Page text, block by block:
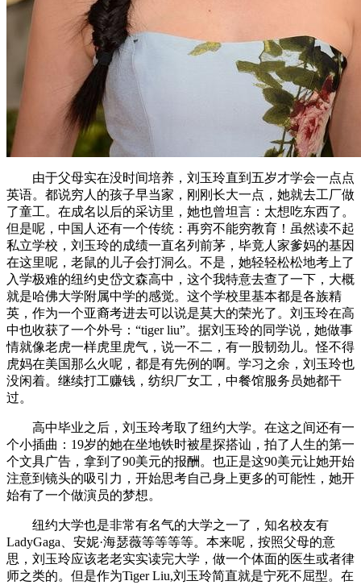
由于父母实在没时间培养，刘玉玲直到五岁才学会一点点
英语。都说穷人的孩子早当家，刚刚长大一点，她就去工厂做
了童工。在成名以后的采访里，她也曾坦言：太想吃东西了。
但是呢，中国人还有一个传统：再穷不能穷教育！虽然读不起
私立学校，刘玉玲的成绩一直名列前茅，毕竟人家爹妈的基因
在这里呢，老鼠的儿子会打洞么。不是，她轻轻松松地考上了
入学极难的纽约史岱文森高中，这个我特意去查了一下，大概
就是哈佛大学附属中学的感觉。这个学校里基本都是各族精
英，作为一个亚裔考进去可以说是莫大的荣光了。刘玉玲在高
中也收获了一个外号：“tiger liu”。据刘玉玲的同学说，她做事
情就像老虎一样虎里虎气，说一不二，有一股韧劲儿。怪不得
虎妈在美国那么火呢，都是有先例的啊。学习之余，刘玉玲也
没闲着。继续打工赚钱，纺织厂女工，中餐馆服务员她都干
过。
高中毕业之后，刘玉玲考取了纽约大学。在这之间还有一
个小插曲：19岁的她在坐地铁时被星探搭讪，拍了人生的第一
个文具广告，拿到了90美元的报酬。也正是这90美元让她开始
注意到镜头的吸引力，开始思考自己身上更多的可能性，她开
始有了一个做演员的梦想。
纽约大学也是非常有名气的大学之一了，知名校友有
LadyGaga、安妮·海瑟薇等等等等。本来呢，按照父母的意
思，刘玉玲应该老老实实读完大学，做一个体面的医生或者律
师之类的。但是作为Tiger Liu,刘玉玲简直就是宁死不屈型。在